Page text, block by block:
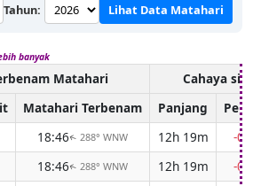
Tahun: Lihat Data Matahari
banyak
Matahari
Cahaya
Matahari Terbenam Panjang
18:46↑ 288° WNW 12h 19m
-
18:46↑ 288° WNW 12h 19m
-